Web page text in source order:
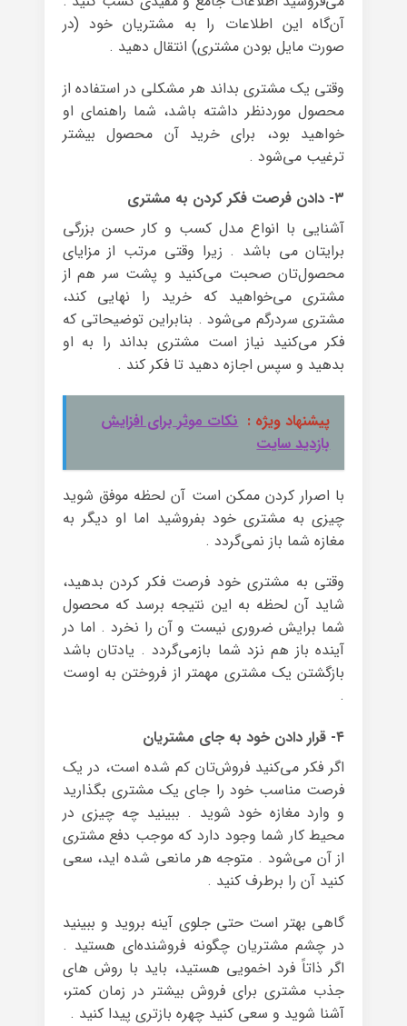
آن‌گاه این اطلاعات را به مشتریان خود (در
صورت مایل بودن مشتری) انتقال دهید .
وقتی یک مشتری بداند هر مشکلی در استفاده از
محصول موردنظر داشته باشد، شما راهنمای او
خواهید بود، برای خرید آن محصول بیشتر
ترغیب می‌شود .
۳- دادن فرصت فکر کردن به مشتری
آشنایی با انواع مدل کسب و کار حسن بزرگی
برایتان می باشد . زیرا وقتی مرتب از مزایای
محصول‌تان صحبت می‌کنید و پشت سر هم از
مشتری می‌خواهید که خرید را نهایی کند،
مشتری سردرگم می‌شود . بنابراین توضیحاتی که
فکر می‌کنید نیاز است مشتری بداند را به او
بدهید و سپس اجازه دهید تا فکر کند .
پیشنهاد ویژه : نکات موثر برای افزایش
بازدید سایت
با اصرار کردن ممکن است آن لحظه موفق شوید
چیزی به مشتری خود بفروشید اما او دیگر به
مغازه شما باز نمی‌گردد .
وقتی به مشتری خود فرصت فکر کردن بدهید،
شاید آن لحظه به این نتیجه برسد که محصول
شما برایش ضروری نیست و آن را نخرد . اما در
آینده باز هم نزد شما بازمی‌گردد . یادتان باشد
بازگشتن یک مشتری مهمتر از فروختن به اوست
.
۴- قرار دادن خود به جای مشتریان‌
اگر فکر می‌کنید فروش‌تان کم شده است، در یک
فرصت مناسب خود را جای یک مشتری بگذارید
و وارد مغازه خود شوید . ببینید چه چیزی در
محیط کار شما وجود دارد که موجب دفع مشتری
از آن می‌شود . متوجه هر مانعی شده اید، سعی
کنید آن را برطرف کنید .
گاهی بهتر است حتی جلوی آینه بروید و ببینید
در چشم مشتریان چگونه فروشنده‌ای هستید .
اگر ذاتاً فرد اخمویی هستید، باید با روش های
جذب مشتری برای فروش بیشتر در زمان کمتر،
آشنا شوید و سعی کنید چهره بازتری پیدا کنید .